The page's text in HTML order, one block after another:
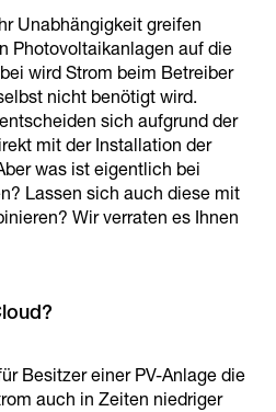
Unabhängigkeit greifen
Photovoltaikanlagen auf die
wird Strom beim Betreiber
nicht benötigt wird.
sich aufgrund der
mit der Installation der
was ist eigentlich bei
Lassen sich auch diese mit
Wir verraten es Ihnen
Besitzer einer PV-Anlage die
auch in Zeiten niedriger